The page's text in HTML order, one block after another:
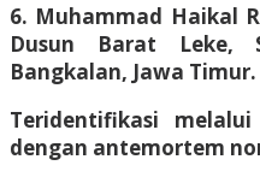
6. Muhammad Haikal
Dusun Barat Leke,
Bangkalan, Jawa Timur.
Teridentifikasi
dengan antemortem